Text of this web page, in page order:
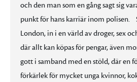
och den man som en gång sagt sig
punkt för hans karriär inom polisen.
London, in i en värld av droger, sex
där allt kan köpas för pengar, även
gott i samband med en stöld, där en
förkärlek för mycket unga kvinnor,